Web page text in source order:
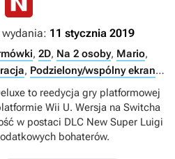
11 stycznia 2019
, 2D, Na 2 osoby, Mario,
, Podzielony/wspólny ekran,
, Multiplayer Singleplayer
to reedycja gry platformowej
Wii U. Wersja na Switcha
w postaci DLC New Super Luigi
bohaterów.